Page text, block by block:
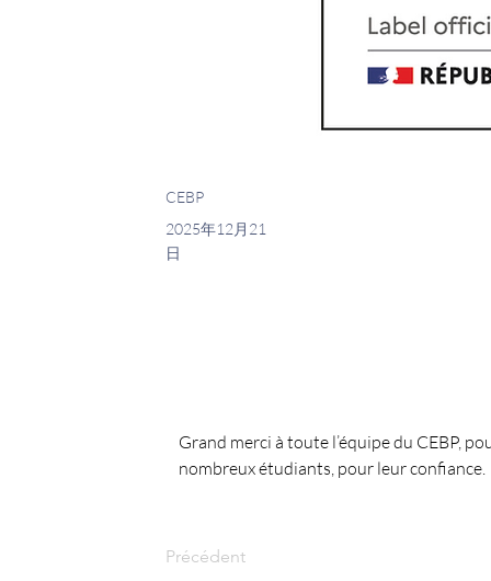
CEBP
2025年12月21
日
Grand merci à toute l’équipe du CEBP,
nombreux étudiants, pour leur confiance.
Précédent